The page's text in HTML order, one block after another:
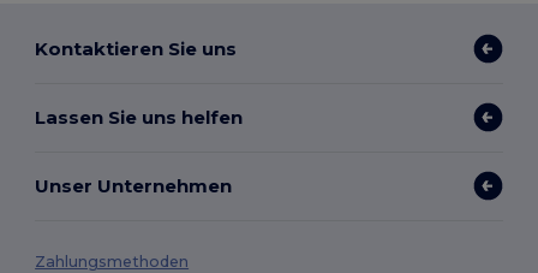
Kontaktieren Sie uns
Lassen Sie uns helfen
Unser Unternehmen
Zahlungsmethoden